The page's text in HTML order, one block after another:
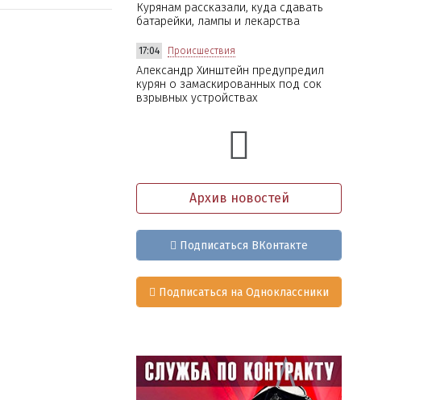
Курянам рассказали, куда сдавать
батарейки, лампы и лекарства
17:04 Происшествия
Александр Хинштейн предупредил
курян о замаскированных под сок
взрывных устройствах
Архив новостей
Подписаться ВКонтакте
Подписаться на Одноклассники